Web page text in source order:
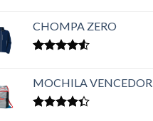
CHOMPA ZERO
de 5
MOCHILA VENCEDOR